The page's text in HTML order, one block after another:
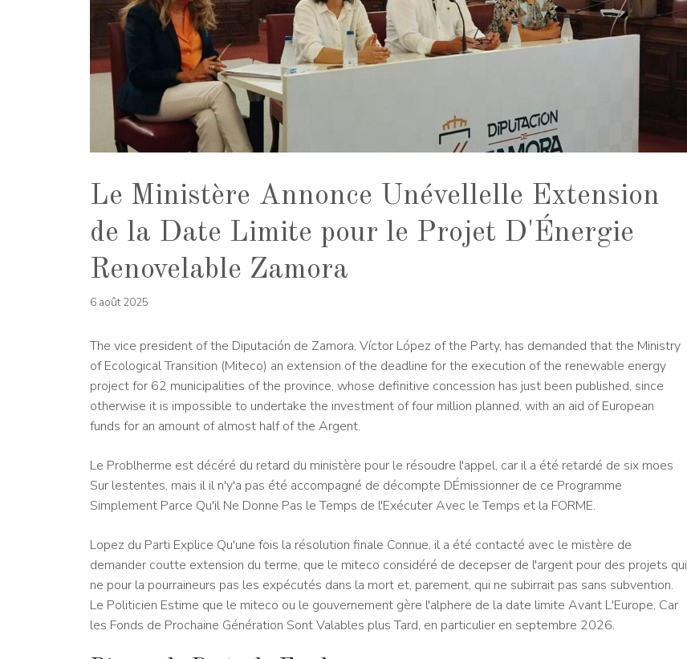
Le Ministère Annonce Unévellelle Extension
de la Date Limite pour le Projet D'Énergie
Renovelable Zamora
6 août 2025
The vice president of the Diputación de Zamora, Víctor López of the Party, has demanded that the Ministry
of Ecological Transition (Miteco) an extension of the deadline for the execution of the renewable energy
project for 62 municipalities of the province, whose definitive concession has just been published, since
otherwise it is impossible to undertake the investment of four million planned, with an aid of European
funds for an amount of almost half of the Argent.
Le Problherme est décéré du retard du ministère pour le résoudre l'appel, car il a été retardé de six moes
Sur lestentes, mais il il n'y'a pas été accompagné de décompte DÉmissionner de ce Programme
Simplement Parce Qu'il Ne Donne Pas le Temps de l'Exécuter Avec le Temps et la FORME.
Lopez du Parti Explice Qu'une fois la résolution finale Connue, il a été contacté avec le mistère de
demander coutte extension du terme, que le miteco considéré de decepser de l'argent pour des projets qui
ne pour la pourraineurs pas les expécutés dans la mort et, parement, qui ne subirrait pas sans subvention.
Le Politicien Estime que le miteco ou le gouvernement gère l'alphere de la date limite Avant L'Europe, Car
les Fonds de Prochaine Génération Sont Valables plus Tard, en particulier en septembre 2026.